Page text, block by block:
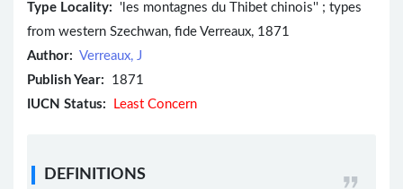
Type Locality: 'les montagnes du Thibet chinois'' ; types
from western Szechwan, fide Verreaux, 1871
Author: Verreaux, J
Publish Year: 1871
IUCN Status:
Least Concern
DEFINITIONS